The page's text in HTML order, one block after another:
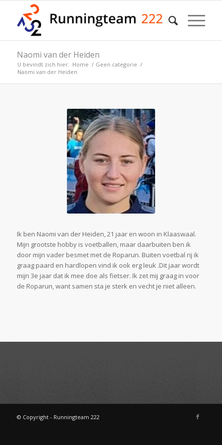
Naomi van der Heiden
U bevindt zich hier: Home / Geen categorie /
Naomi van der Heiden
Ik ben Naomi van der Heiden, 21 jaar en woon in Klaaswaal.
Mijn grootste hobby is voetballen, maar daarbuiten ben ik
door mijn vader besmet met de Roparun. Buiten voetbal rij ik
graag paard en hardlopen vind ik ook erg leuk .Dit jaar wordt
mijn 3e jaar dat ik mee doe als fietser. Ik zet mij graag in voor
de Roparun, want samen sta je sterk en vecht je niet alleen.
© Copyright - Runningteam 222